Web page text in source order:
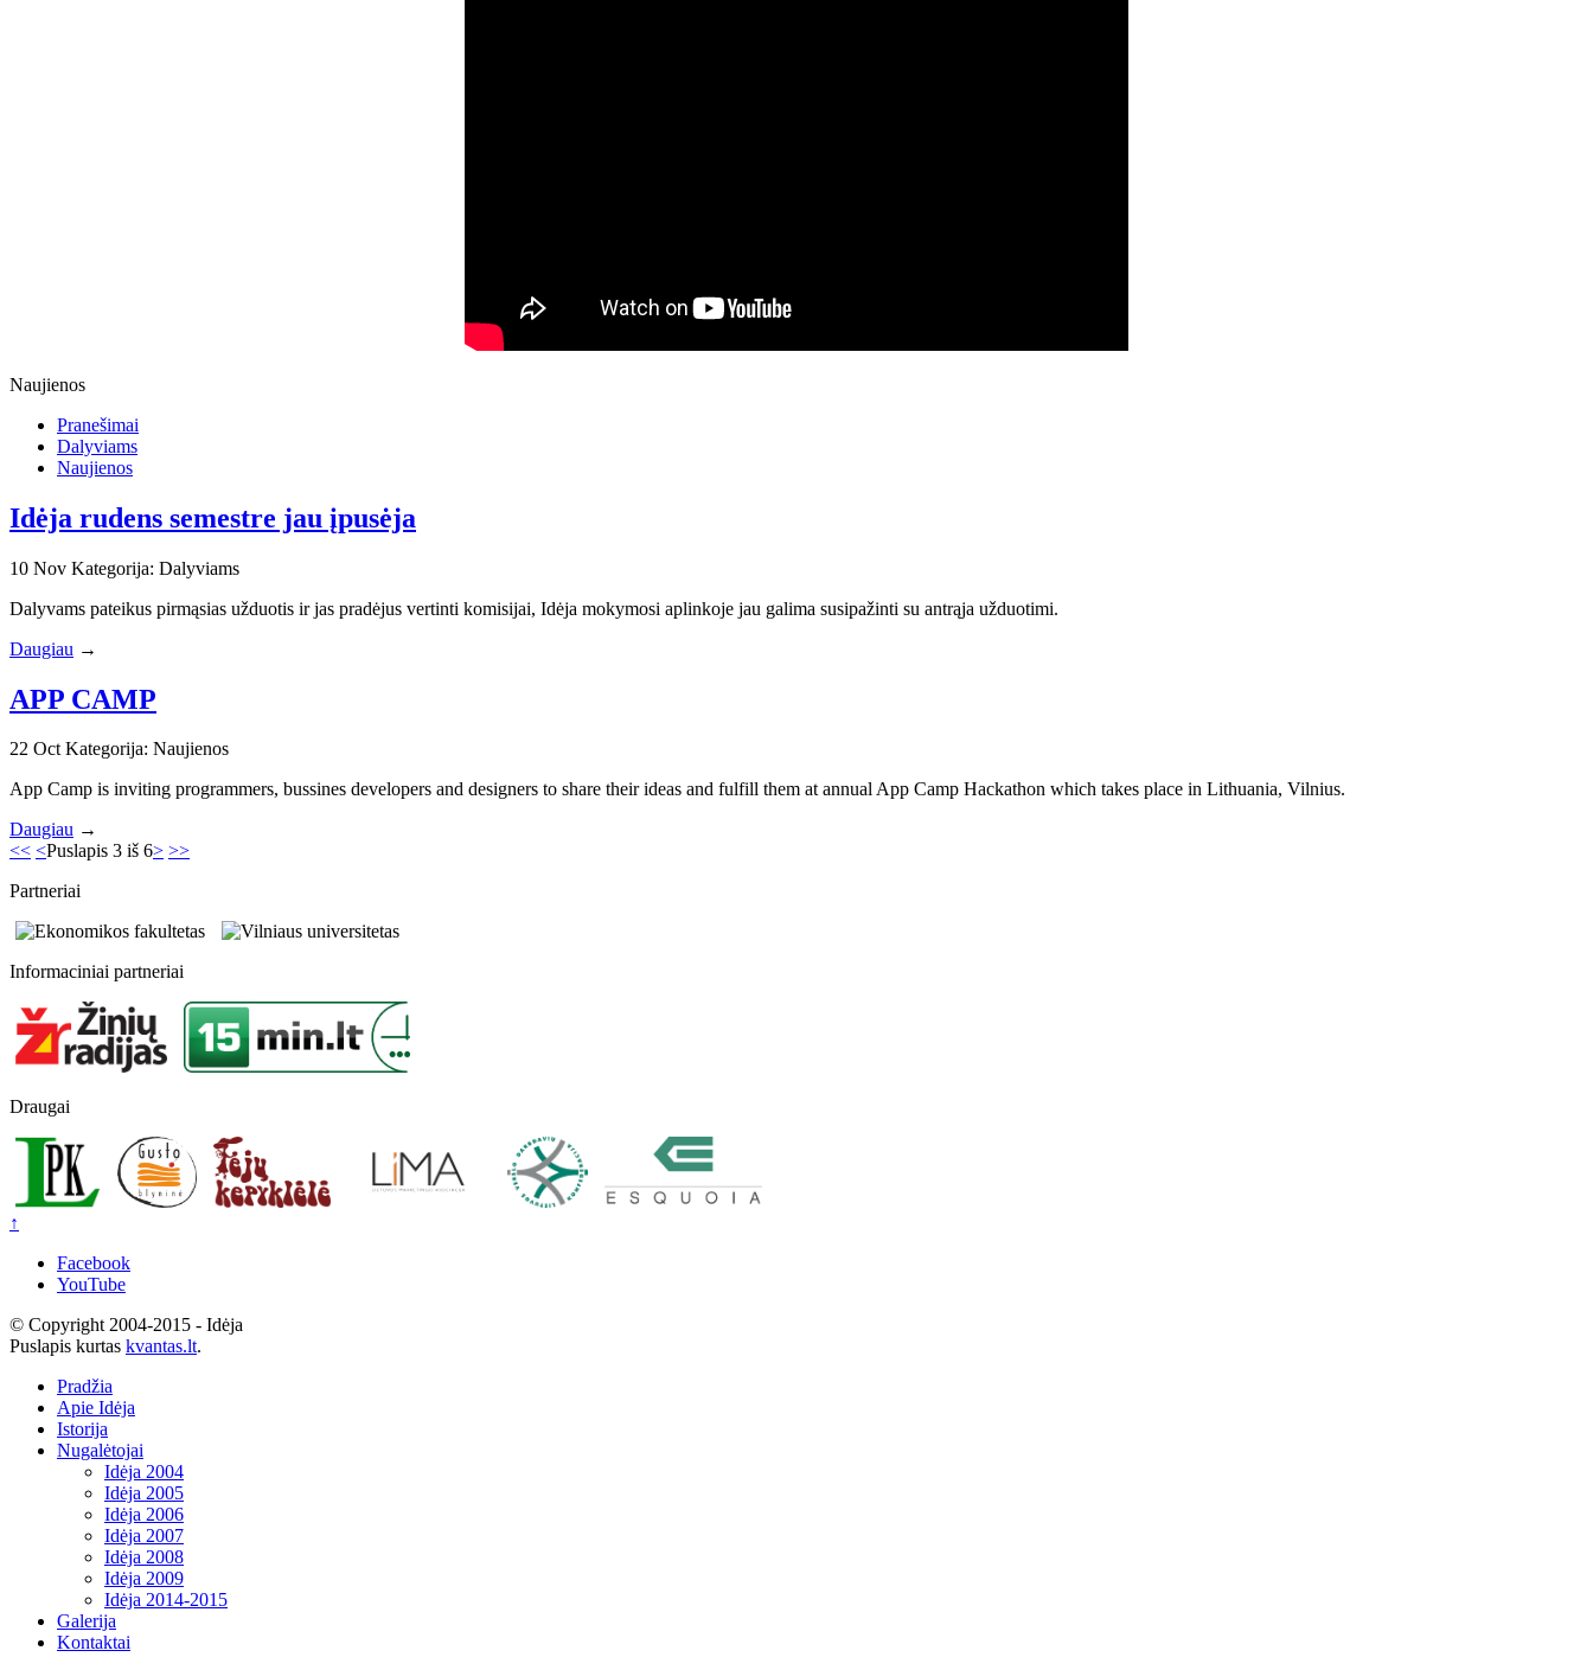
Naujienos
Pranešimai
Dalyviams
Naujienos
Idėja rudens semestre jau įpusėja
10 Nov Kategorija: Dalyviams
Dalyvams pateikus pirmąsias užduotis ir jas pradėjus vertinti komisijai, Idėja mokymosi aplinkoje jau galima susipažinti su antrąja užduotimi.
Daugiau →
APP CAMP
22 OctKategorija: Naujienos
App Camp is inviting programmers, bussines developers and designers to share their ideas and fulfill them at annual App Camp Hackathon which takes place in Lithuania, Vilnius.
Daugiau →
<< <Puslapis 3 iš 6> >>
Partneriai
Informaciniai partneriai
Draugai
↑
Facebook
YouTube
© Copyright 2004-2015 - Idėja
Puslapis kurtas kvantas.lt.
Pradžia
Apie Idėja
Istorija
Nugalėtojai
Idėja 2004
Idėja 2005
Idėja 2006
Idėja 2007
Idėja 2008
Idėja 2009
Idėja 2014-2015
Galerija
Kontaktai